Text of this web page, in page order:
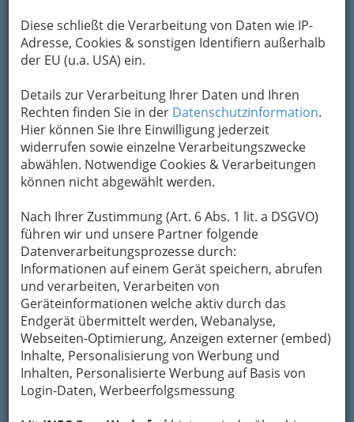
Diese schließt die Verarbeitung von Daten wie IP-
Adresse, Cookies & sonstigen Identifiern außerhalb
der EU (u.a. USA) ein.
Details zur Verarbeitung Ihrer Daten und Ihren
Rechten finden Sie in der Datenschutzinformation.
Hier können Sie Ihre Einwilligung jederzeit
widerrufen sowie einzelne Verarbeitungszwecke
abwählen. Notwendige Cookies & Verarbeitungen
können nicht abgewählt werden.
Nach Ihrer Zustimmung (Art. 6 Abs. 1 lit. a DSGVO)
führen wir und unsere Partner folgende
Datenverarbeitungsprozesse durch:
Informationen auf einem Gerät speichern, abrufen
und verarbeiten, Verarbeiten von
Geräteinformationen welche aktiv durch das
Endgerät übermittelt werden, Webanalyse,
Webseiten-Optimierung, Anzeigen externer (embed)
Inhalte, Personalisierung von Werbung und
Inhalten, Personalisierte Werbung auf Basis von
Login-Daten, Werbeerfolgsmessung
…zehn Minuten auf einer Bank, ein Espresso im
Schatten einer Hausfassade, ein Blick über die
Dächer. Die Stadt reagiert darauf mit neuen
Konzepten für Mikro-Erholung, und genau hier
beginnt eine spannende Entwicklung, die weit
über klassische Stadtplanung hinausreicht.
Vom Durchgangsraum zum
Aufenthaltsort
Lange galten viele Plätze lediglich als
Verkehrsflächen: Man ging hindurch, blieb aber